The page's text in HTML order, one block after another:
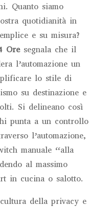
Quanto siamo
quotidianità in
e su misura?
Oresegnala che il
l’automazione un
lo stile di
su destinazione e
Si delineano così
punta a un controllo
l’automazione,
manuale “alla
al massimo
in cucina o salotto.
della privacy e